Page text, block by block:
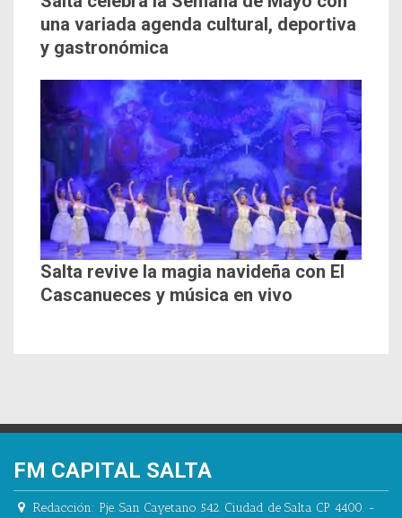
una variada agenda cultural, deportiva
y gastronómica
Salta revive la magia navideña con El
Cascanueces y música en vivo
FM CAPITAL SALTA
Redacción: Pje. San Cayetano 542. Ciudad de Salta CP 4400. -